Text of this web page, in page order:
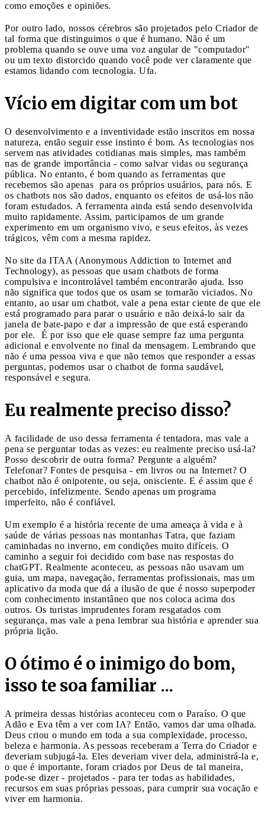
como emoções e opiniões.
Por outro lado, nossos cérebros são projetados pelo Criador de
tal forma que distinguimos o que é humano. Não é um
problema quando se ouve uma voz angular de "computador"
ou um texto distorcido quando você pode ver claramente que
estamos lidando com tecnologia. Ufa.
Vício em digitar com um bot
O desenvolvimento e a inventividade estão inscritos em nossa
natureza, então seguir esse instinto é bom. As tecnologias nos
servem nas atividades cotidianas mais simples, mas também
nas de grande importância - como salvar vidas ou segurança
pública. No entanto, é bom quando as ferramentas que
recebemos são apenas para os próprios usuários, para nós. E
os chatbots nos são dados, enquanto os efeitos de usá-los não
foram estudados. A ferramenta ainda está sendo desenvolvida
muito rapidamente. Assim, participamos de um grande
experimento em um organismo vivo, e seus efeitos, às vezes
trágicos, vêm com a mesma rapidez.
No site da ITAA (Anonymous Addiction to Internet and
Technology), as pessoas que usam chatbots de forma
compulsiva e incontrolável também encontrarão ajuda. Isso
não significa que todos que os usam se tornarão viciados. No
entanto, ao usar um chatbot, vale a pena estar ciente de que ele
está programado para parar o usuário e não deixá-lo sair da
janela de bate-papo e dar a impressão de que está esperando
por ele. É por isso que ele quase sempre faz uma pergunta
adicional e envolvente no final da mensagem. Lembrando que
não é uma pessoa viva e que não temos que responder a essas
perguntas, podemos usar o chatbot de forma saudável,
responsável e segura.
Eu realmente preciso disso?
A facilidade de uso dessa ferramenta é tentadora, mas vale a
pena se perguntar todas as vezes: eu realmente preciso usá-la?
Posso descobrir de outra forma? Pergunte a alguém?
Telefonar? Fontes de pesquisa - em livros ou na Internet? O
chatbot não é onipotente, ou seja, onisciente. E é assim que é
percebido, infelizmente. Sendo apenas um programa
imperfeito, não é confiável.
Um exemplo é a história recente de uma ameaça à vida e à
saúde de várias pessoas nas montanhas Tatra, que faziam
caminhadas no inverno, em condições muito difíceis. O
caminho a seguir foi decidido com base nas respostas do
chatGPT. Realmente aconteceu, as pessoas não usavam um
guia, um mapa, navegação, ferramentas profissionais, mas um
aplicativo da moda que dá a ilusão de que é nosso superpoder
com conhecimento instantâneo que nos coloca acima dos
outros. Os turistas imprudentes foram resgatados com
segurança, mas vale a pena lembrar sua história e aprender sua
própria lição.
O ótimo é o inimigo do bom,
isso te soa familiar ...
A primeira dessas histórias aconteceu com o Paraíso. O que
Adão e Eva têm a ver com IA? Então, vamos dar uma olhada.
Deus criou o mundo em toda a sua complexidade, processo,
beleza e harmonia. As pessoas receberam a Terra do Criador e
deveriam subjugá-la. Eles deveriam viver dela, administrá-la e,
o que é importante, foram criados por Deus de tal maneira,
pode-se dizer - projetados - para ter todas as habilidades,
recursos em suas próprias pessoas, para cumprir sua vocação e
viver em harmonia.